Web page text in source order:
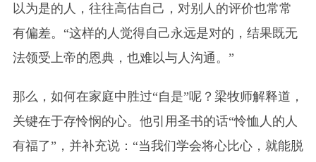
以为是的人，往往高估自己，对别人的评价也常常
有偏差。“这样的人觉得自己永远是对的，结果既无
法领受上帝的恩典，也难以与人沟通。”
那么，如何在家庭中胜过“自是”呢？梁牧师解释道，
关键在于存怜悯的心。他引用圣书的话“怜恤人的人
有福了”，并补充说：“当我们学会将心比心，就能脱